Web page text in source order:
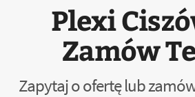
Plexi
Zamów
Zapytaj o ofertę lub